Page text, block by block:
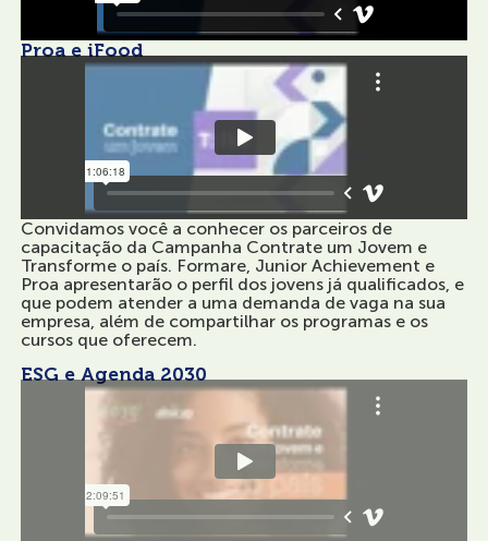
Proa e iFood
Convidamos você a conhecer os parceiros de
capacitação da Campanha Contrate um Jovem e
Transforme o país. Formare, Junior Achievement e
Proa apresentarão o perfil dos jovens já qualificados, e
que podem atender a uma demanda de vaga na sua
empresa, além de compartilhar os programas e os
cursos que oferecem.
ESG e Agenda 2030